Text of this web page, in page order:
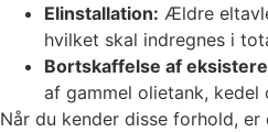
Elinstallation: Ældre
hvilket skal indregnes i
Bortskaffelse af
af gammel olietank, kedel
Når du kender disse forhold,